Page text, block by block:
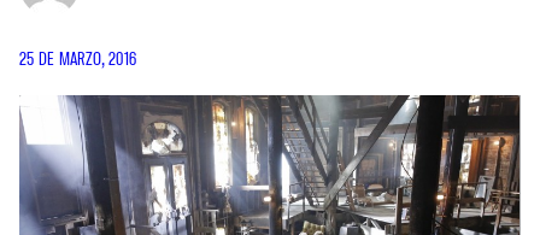
25 DE MARZO, 2016